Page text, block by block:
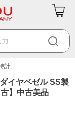
計
イヤベゼル SS製
】中古美品